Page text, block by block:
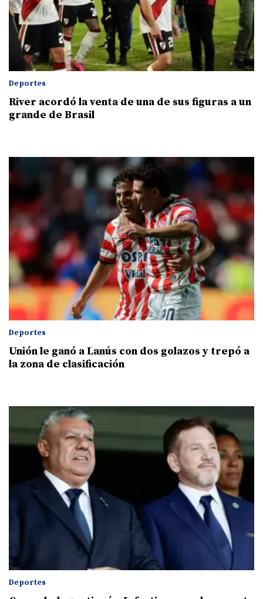
Deportes
River acordó la venta de una de sus figuras a un
grande de Brasil
Deportes
Unión le ganó a Lanús con dos golazos y trepó a
la zona de clasificación
Deportes